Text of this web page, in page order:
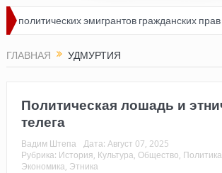
эмигрантов гражданских прав
ГЛАВНАЯ УДМУРТИЯ
Политическая лошадь и
телега
Вадим Штепа Дата: Август 07, 2025
Рубрика: История Культура Общество Политика
Экономика Этника